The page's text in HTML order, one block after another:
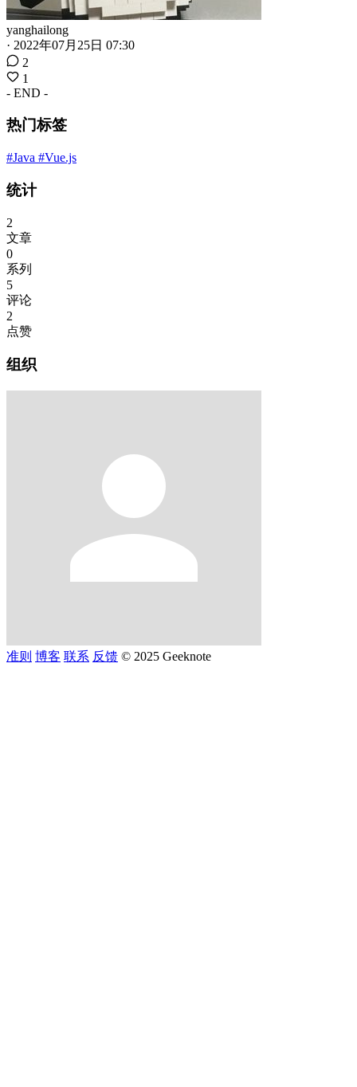
yanghailong
· 2022年07月25日 07:30
2
1
- END -
热门标签
#Java #Vue.js
统计
2
文章
0
系列
5
评论
2
点赞
组织
准则 博客 联系 反馈 © 2025 Geeknote